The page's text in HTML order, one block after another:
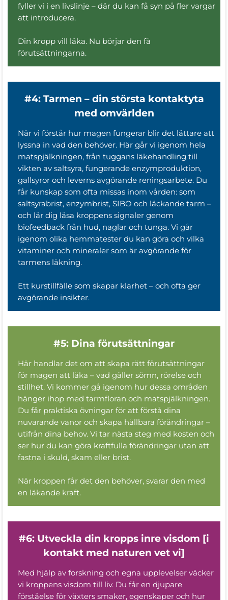
fyller vi i en livslinje – där du kan få syn på fler vargar
att introducera.
Din kropp vill läka. Nu börjar den få
förutsättningarna.
#4: Tarmen – din största kontaktyta
med omvärlden
När vi förstår hur magen fungerar blir det lättare att
lyssna in vad den behöver. Här går vi igenom hela
matspjälkningen, från tuggans läkehandling till
vikten av saltsyra, fungerande enzymproduktion,
gallsyror och leverns avgörande reningsarbete. Du
får kunskap som ofta missas inom vården: som
saltsyrabrist, enzymbrist, SIBO och läckande tarm –
och lär dig läsa kroppens signaler genom
biofeedback från hud, naglar och tunga. Vi går
igenom olika hemmatester du kan göra och vilka
vitaminer och mineraler som är avgörande för
tarmens läkning.
Ett kurstillfälle som skapar klarhet – och ofta ger
avgörande insikter.
#5: Dina förutsättningar
Här handlar det om att skapa rätt förutsättningar
för magen att läka – vad gäller sömn, rörelse och
stillhet. Vi kommer gå igenom hur dessa områden
hänger ihop med tarmfloran och matspjälkningen.
Du får praktiska övningar för att förstå dina
nuvarande vanor och skapa hållbara förändringar –
utifrån dina behov. Vi tar nästa steg med kosten och
ser hur du kan göra kraftfulla förändringar utan att
fastna i skuld, skam eller brist.
När kroppen får det den behöver, svarar den med
en läkande kraft.
#6: Utveckla din kropps inre visdom [i
kontakt med naturen vet vi]
Med hjälp av forskning och egna upplevelser väcker
vi kroppens visdom till liv. Du får en djupare
förståelse för växters smaker, egenskaper och hur